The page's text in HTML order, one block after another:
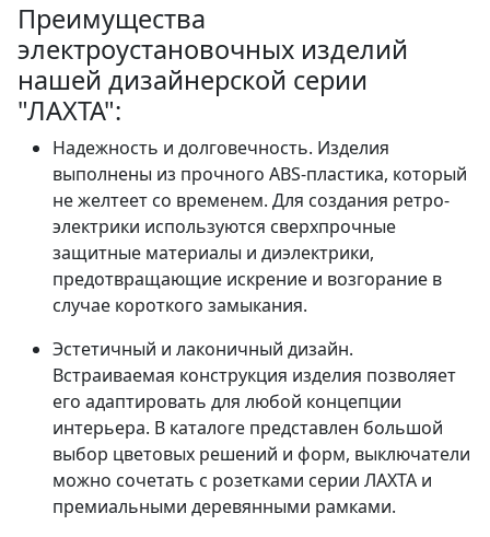
Преимущества
электроустановочных изделий
нашей дизайнерской серии
"ЛАХТА":
Надежность и долговечность. Изделия
выполнены из прочного ABS-пластика, который
не желтеет со временем. Для создания ретро-
электрики используются сверхпрочные
защитные материалы и диэлектрики,
предотвращающие искрение и возгорание в
случае короткого замыкания.
Эстетичный и лаконичный дизайн.
Встраиваемая конструкция изделия позволяет
его адаптировать для любой концепции
интерьера. В каталоге представлен большой
выбор цветовых решений и форм, выключатели
можно сочетать с розетками серии ЛАХТА и
премиальными деревянными рамками.